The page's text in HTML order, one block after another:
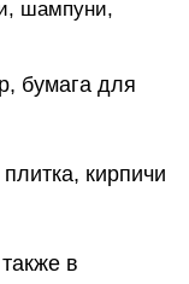
шампуни,
бумага для
кирпичи
в